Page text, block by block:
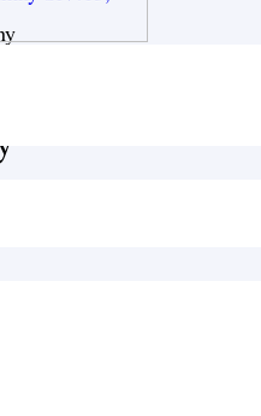
c